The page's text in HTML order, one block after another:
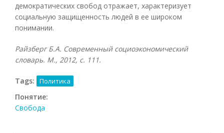
демократических свобод отражает, характеризует
социальную защищенность людей в ее широком
понимании.
Райзберг Б.А. Современный социоэкономический
словарь. М., 2012, с. 111.
Tags: Политика
Понятие:
Свобода